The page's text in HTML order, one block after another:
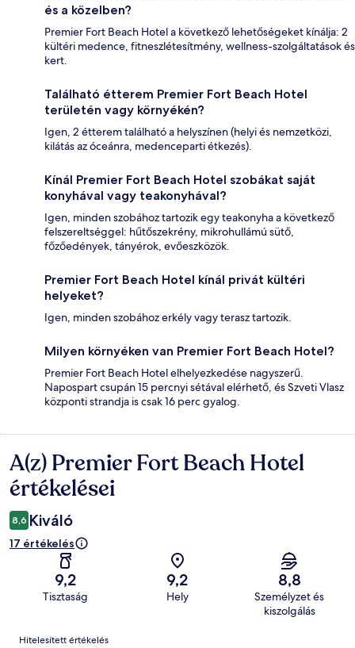
és a közelben?
Premier Fort Beach Hotel a következő lehetőségeket kínálja: 2
kültéri medence, fitneszlétesítmény, wellness-szolgáltatások és
kert.
Található étterem Premier Fort Beach Hotel
területén vagy környékén?
Igen, 2 étterem található a helyszínen (helyi és nemzetközi,
kilátás az óceánra, medenceparti étkezés).
Kínál Premier Fort Beach Hotel szobákat saját
konyhával vagy teakonyhával?
Igen, minden szobához tartozik egy teakonyha a következő
felszereltséggel: hűtőszekrény, mikrohullámú sütő,
főzőedények, tányérok, evőeszközök.
Premier Fort Beach Hotel kínál privát kültéri
helyeket?
Igen, minden szobához erkély vagy terasz tartozik.
Milyen környéken van Premier Fort Beach Hotel?
Premier Fort Beach Hotel elhelyezkedése nagyszerű.
Napospart csupán 15 percnyi sétával elérhető, és Szveti Vlasz
központi strandja is csak 16 perc gyalog.
Értékelések
A(z) Premier Fort Beach Hotel
értékelései
8,6 Kiváló
17 értékelés
9,2
Tisztaság
9,2
Hely
8,8
Személyzet és
kiszolgálás
Értékelések
Hitelesített értékelés